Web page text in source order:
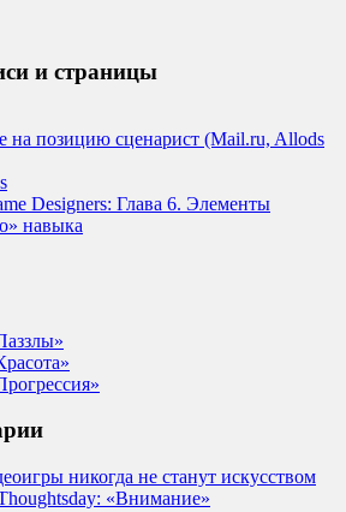
и страницы
на позицию сценарист (Mail.ru, Allods
Designers: Глава 6. Элементы
навыка
никогда не станут искусством
«Внимание»